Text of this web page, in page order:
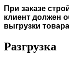
При заказе
клиент должен
выгрузки
Разгрузка